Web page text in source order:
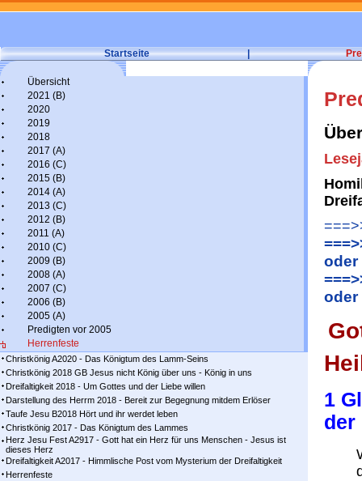
Startseite |
Übersicht
2021 (B)
2020
2019
2018
2017 (A)
2016 (C)
2015 (B)
2014 (A)
2013 (C)
2012 (B)
2011 (A)
2010 (C)
2009 (B)
2008 (A)
2007 (C)
2006 (B)
2005 (A)
Predigten vor 2005
Herrenfeste
Christkönig A2020 - Das Königtum des Lamm-Seins
Christkönig 2018 GB Jesus nicht König über uns - König in uns
Dreifaltigkeit 2018 - Um Gottes und der Liebe willen
Darstellung des Herrm 2018 - Bereit zur Begegnung mitdem Erlöser
Taufe Jesu B2018 Hört und ihr werdet leben
Christkönig 2017 - Das Königtum des Lammes
Herz Jesu Fest A2917 - Gott hat ein Herz für uns Menschen - Jesus ist
dieses Herz
Dreifaltigkeit A2017 - Himmlische Post vom Mysterium der Dreifaltigkeit
Herrenfeste
oder
oder
1
der